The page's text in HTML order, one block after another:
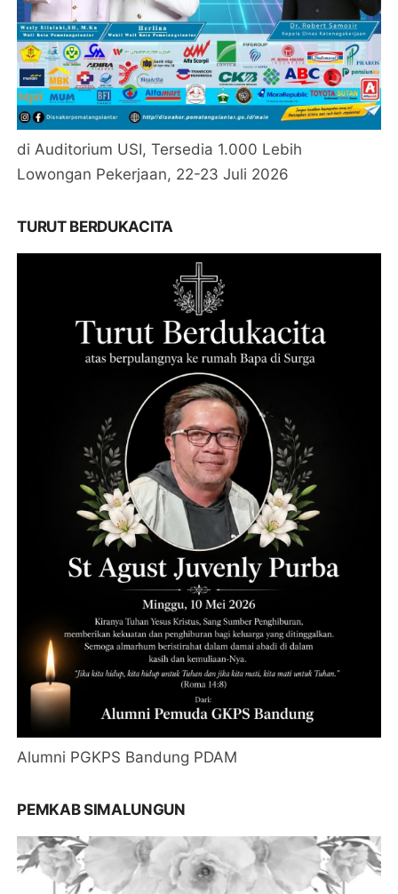
di Auditorium USI, Tersedia 1.000 Lebih
Lowongan Pekerjaan, 22-23 Juli 2026
TURUT BERDUKACITA
Alumni PGKPS Bandung PDAM
PEMKAB SIMALUNGUN